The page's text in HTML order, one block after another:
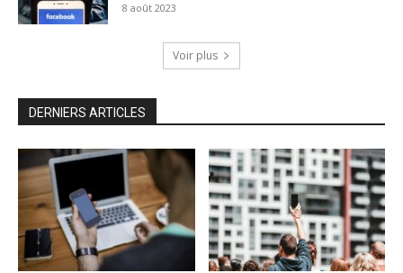
8 août 2023
Voir plus
DERNIERS ARTICLES